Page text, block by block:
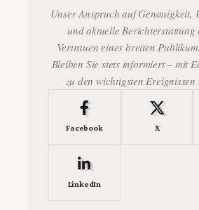
Unser Anspruch auf Genauigkeit,
und aktuelle Berichterstattung
Vertrauen eines breiten
Bleiben Sie stets informiert – mit
zu den wichtigsten Ereignissen
Facebook X
LinkedIn